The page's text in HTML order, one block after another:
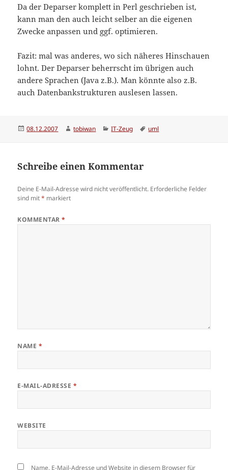
Da der Deparser komplett in Perl geschrieben ist,
kann man den auch leicht selber an die eigenen
Zwecke anpassen und ggf. optimieren.
Fazit: mal was anderes, wo sich näheres Hinschauen
lohnt. Der Deparser beherrscht im übrigen auch
andere Sprachen (Java z.B.). Man könnte also z.B.
auch Datenbankstrukturen auslesen lassen.
Veröffentlicht
08.12.2007 Autor
tobiwan Kategorien
IT-Zeug Schlagwörter
uml
Schreibe einen Kommentar
Deine E-Mail-Adresse wird nicht veröffentlicht. Erforderliche Felder
sind mit* markiert
KOMMENTAR*
NAME *
E-MAIL-ADRESSE *
WEBSITE
Name, E-Mail-Adresse und Website in diesem Browser für